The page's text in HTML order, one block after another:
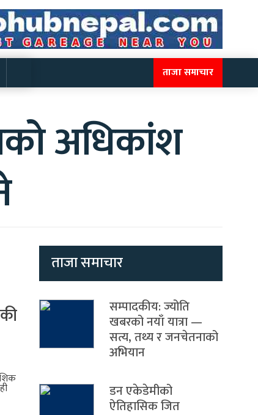
ताजा समाचार
अधिकांश
ताजा समाचार
सम्पादकीय: ज्योति
खबरको नयाँ यात्रा —
सत्य, तथ्य र जनचेतनाको
अभियान
डन एकेडेमीको
ऐतिहासिक जित